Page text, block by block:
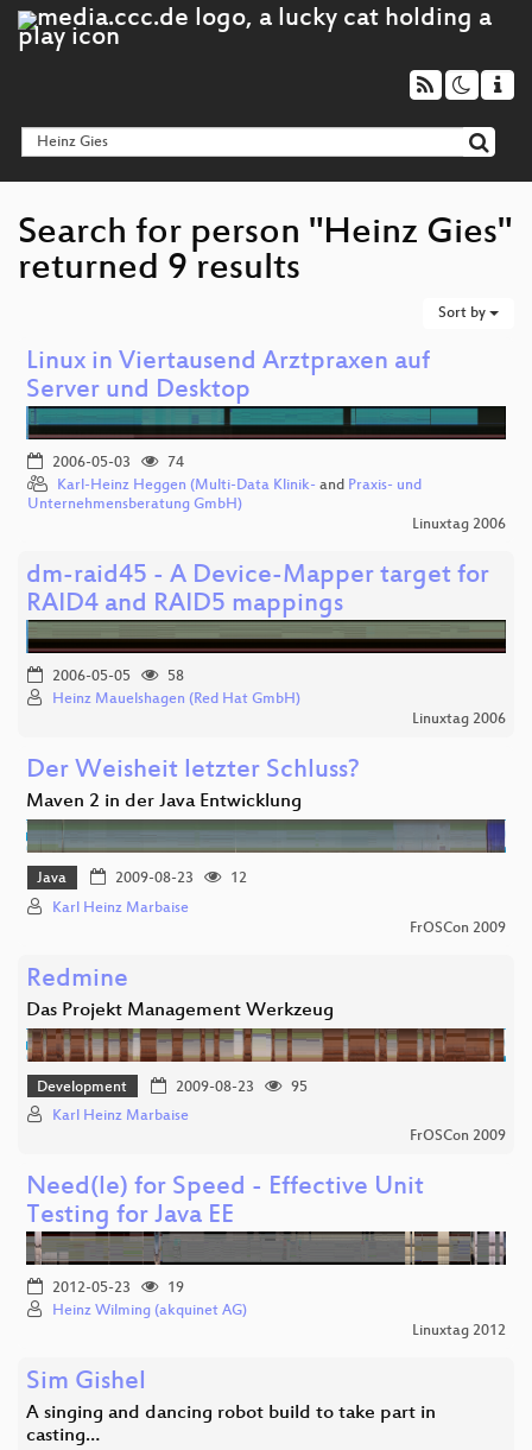
Search for person "Heinz Gies"
returned 9 results
Sort by
Linux in Viertausend Arztpraxen auf
Server und Desktop
2006-05-03
74
Karl-Heinz Heggen (Multi-Data Klinik- and Praxis- und
Unternehmensberatung GmbH)
Linuxtag 2006
dm-raid45 - A Device-Mapper target for
RAID4 and RAID5 mappings
2006-05-05
58
Heinz Mauelshagen (Red Hat GmbH)
Linuxtag 2006
Der Weisheit letzter Schluss?
Maven 2 in der Java Entwicklung
Java 2009-08-23
12
Karl Heinz Marbaise
FrOSCon 2009
Redmine
Das Projekt Management Werkzeug
Development 2009-08-23
95
Karl Heinz Marbaise
FrOSCon 2009
Need(le) for Speed - Effective Unit
Testing for Java EE
2012-05-23
19
Heinz Wilming (akquinet AG)
Linuxtag 2012
Sim Gishel
A singing and dancing robot build to take part in
casting…